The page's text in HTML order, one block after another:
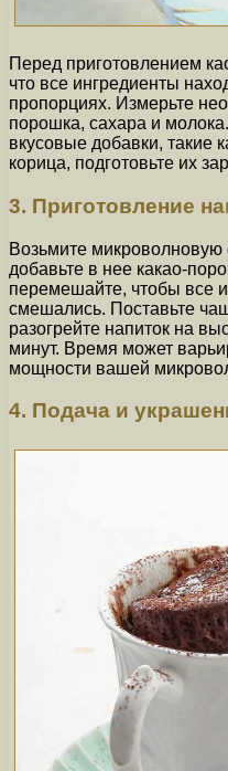
Перед приготовлением
что все ингредиенты
пропорциях. Измерьте
порошка, сахара и
вкусовые добавки, такие
корица, подготовьте их
3. Приготовление
Возьмите микроволновую
добавьте в нее какао-
перемешайте, чтобы все
смешались. Поставьте
разогрейте напиток на
минут. Время может
мощности вашей
4. Подача и